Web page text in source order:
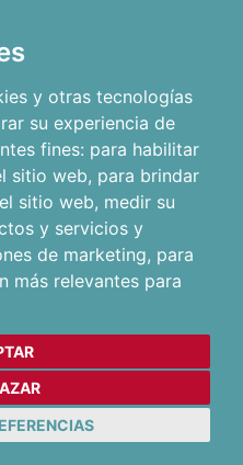
y otras tecnologías
su experiencia de
fines: para habilitar
sitio web, para brindar
sitio web, medir su
y servicios y
de marketing, para
más relevantes para